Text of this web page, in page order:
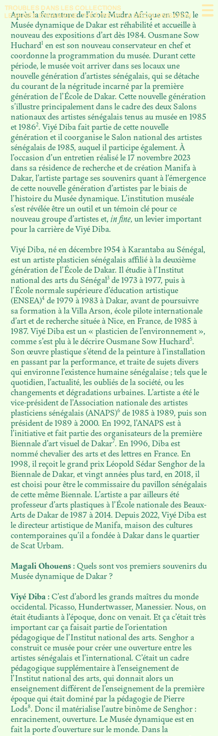
TROUBLES DANS LES COLLECTIONS
LE MUSÉE DYNAMIQUE. THÉÂTRE DE LA DÉCOLONISATION
Après la fermeture de l’école Mudra Afrique en 1982, le
Musée dynamique de Dakar est réhabilité et accueille à
nouveau des expositions d’art dès 1984. Ousmane Sow
Huchard1 en est son nouveau conservateur en chef et
coordonne la programmation du musée. Durant cette
période, le musée voit arriver dans ses locaux une
nouvelle génération d’artistes sénégalais, qui se détache
du courant de la négritude incarné par la première
génération de l’École de Dakar. Cette nouvelle génération
s’illustre principalement dans le cadre des deux Salons
nationaux des artistes sénégalais tenus au musée en 1985
et 19862. Viyé Diba fait partie de cette nouvelle
génération et il coorganise le Salon national des artistes
sénégalais de 1985, auquel il participe également. À
l’occasion d’un entretien réalisé le 17 novembre 2023
dans sa résidence de recherche et de création Manifa à
Dakar, l’artiste partage ses souvenirs quant à l’émergence
de cette nouvelle génération d’artistes par le biais de
l’histoire du Musée dynamique. L’institution muséale
s’est révélée être un outil et un témoin clé pour ce
nouveau groupe d’artistes et,in fine, un levier important
pour la carrière de Viyé Diba.
Viyé Diba, né en décembre 1954 à Karantaba au Sénégal,
est un artiste plasticien sénégalais affilié à la deuxième
génération de l’École de Dakar. Il étudie à l’Institut
national des arts du Sénégal3 de 1973 à 1977, puis à
l’École normale supérieure d’éducation artistique
(ENSEA)4 de 1979 à 1983 à Dakar, avant de poursuivre
sa formation à la Villa Arson, école pilote internationale
d’art et de recherche située à Nice, en France, de 1985 à
1987. Viyé Diba est un « plasticien de l’environnement »,
comme s’est plu à le décrire Ousmane Sow Huchard5.
Son œuvre plastique s’étend de la peinture à l’installation
en passant par la performance, et traite de sujets divers
qui environne l’existence humaine sénégalaise ; tels que le
quotidien, l’actualité, les oubliés de la société, ou les
changements et dégradations urbaines. L’artiste a été le
vice-président de l’Association nationale des artistes
plasticiens sénégalais (ANAPS)6 de 1985 à 1989, puis son
président de 1989 à 2000. En 1992, l’ANAPS est à
l’initiative et fait partie des organisateurs de la première
Biennale d’art visuel de Dakar7. En 1996, Diba est
nommé chevalier des arts et des lettres en France. En
1998, il reçoit le grand prix Léopold Sédar Senghor de la
Biennale de Dakar, et vingt années plus tard, en 2018, il
est choisi pour être le commissaire du pavillon sénégalais
de cette même Biennale. L’artiste a par ailleurs été
professeur d’arts plastiques à l’École nationale des Beaux-
Arts de Dakar de 1987 à 2014. Depuis 2022, Viyé Diba est
le directeur artistique de Manifa, maison des cultures
contemporaines qu’il a fondée à Dakar dans le quartier
de Scat Urbam.
Magali Ohouens : Quels sont vos premiers souvenirs du
Musée dynamique de Dakar ?
Viyé Diba : C’est d’abord les grands maîtres du monde
occidental. Picasso, Hundertwasser, Manessier. Nous, on
était étudiants à l’époque, donc on venait. Et ça c’était très
important car ça faisait partie de l’orientation
pédagogique de l’Institut national des arts. Senghor a
construit ce musée pour créer une ouverture entre les
artistes sénégalais et l’international. C’était un cadre
pédagogique supplémentaire à l’enseignement de
l’Institut national des arts, qui donnait alors un
enseignement différent de l’enseignement de la première
époque qui était dominé par la pédagogie de Pierre
Lods8. Donc il matérialise l’autre binôme de Senghor :
enracinement, ouverture. Le Musée dynamique est en
fait la porte d’ouverture sur le monde. Dans la
Présentation
En débat
À propos
N. 09
THE NEXT SHOT OF
RESTITUTION: SCENES FROM
MOZAMBIQUE
N. 08
LE MUSÉE DYNAMIQUE.
THÉÂTRE DE LA
DÉCOLONISATION
N. 07
AU SEUIL DE LA
PHOTOTHÈQUES
COLONIALES EN HÉRITAGE
N. 05
OBJETS ET PATRIMOINES
DES GRASSFIELDS : AU-DELÀ
DE LA MATIÈRE… EN QUÊTE
DE CHAIR
N. 04
EN HÉRITER